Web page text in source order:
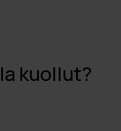
kuollut?